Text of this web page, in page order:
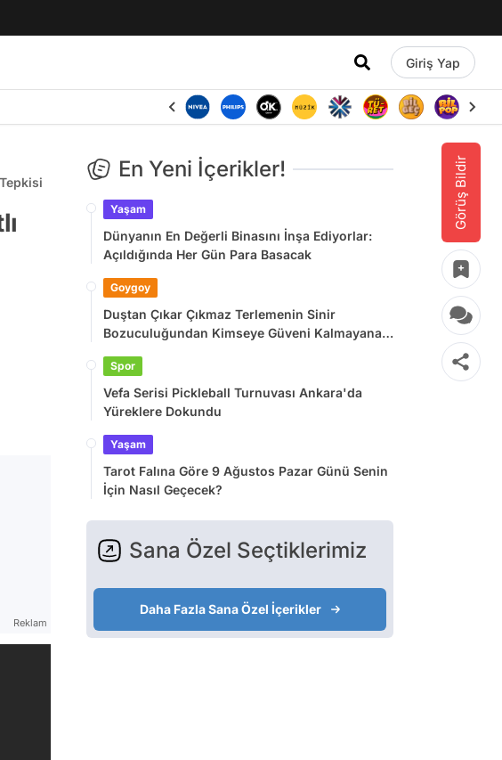
Giriş Yap
Görüş Bildir
Reklam
En Yeni İçerikler!
Yaşam
Dünyanın En Değerli Binasını İnşa Ediyorlar:
Açıldığında Her Gün Para Basacak
Goygoy
Duştan Çıkar Çıkmaz Terlemenin Sinir
Bozuculuğundan Kimseye Güveni Kalmayana
Spor
Vefa Serisi Pickleball Turnuvası Ankara'da
Yüreklere Dokundu
Yaşam
Tarot Falına Göre 9 Ağustos Pazar Günü Senin
İçin Nasıl Geçecek?
Sana Özel Seçtiklerimiz
Daha Fazla Sana Özel İçerikler